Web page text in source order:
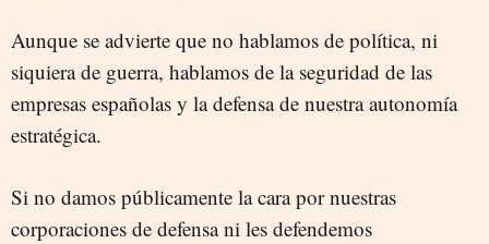
Aunque se advierte que no hablamos de política, ni
siquiera de guerra, hablamos de la seguridad de las
empresas españolas y la defensa de nuestra autonomía
estratégica.
Si no damos públicamente la cara por nuestras
corporaciones de defensa ni les defendemos